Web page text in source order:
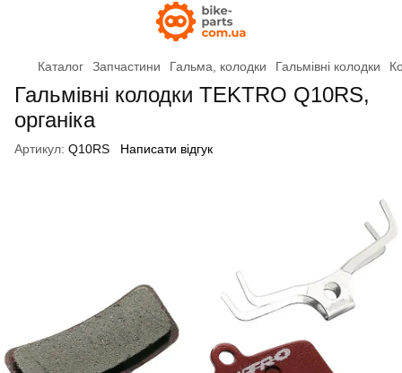
Каталог Запчастини Гальма, колодки Гальмівні колодки
Гальмівні колодки TEKTRO Q10RS,
органіка
Артикул: Q10RS Написати відгук